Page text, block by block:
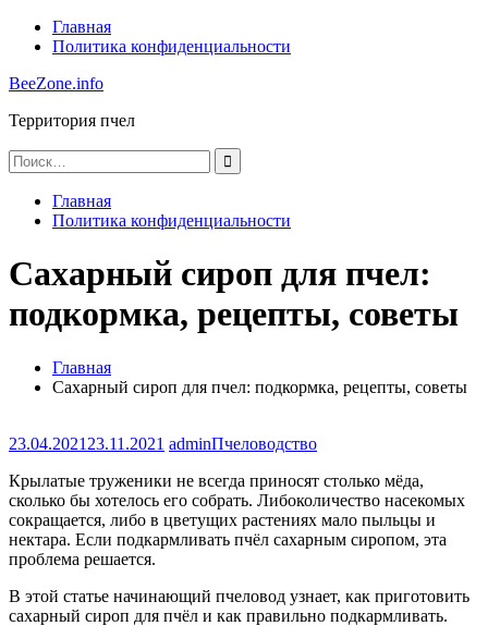
ПерейтиГлавная
Политика конфиденциальности
BeeZone.info
Территория пчел
Найти:
Главная
Политика конфиденциальности
Сахарный сироп для пчел:
подкормка, рецепты, советы
Главная
Сахарный сироп для пчел: подкормка, рецепты, советы
23.04.2021 23.11.2021 adminПчеловодство
Крылатые труженики не всегда приносят столько мёда,
сколько бы хотелось его собрать. Либоколичество насекомых
сокращается, либо в цветущих растениях мало пыльцы и
нектара. Если подкармливать пчёл сахарным сиропом, эта
проблема решается.
В этой статье начинающий пчеловод узнает, как приготовить
сахарный сироп для пчёл и как правильно подкармливать.